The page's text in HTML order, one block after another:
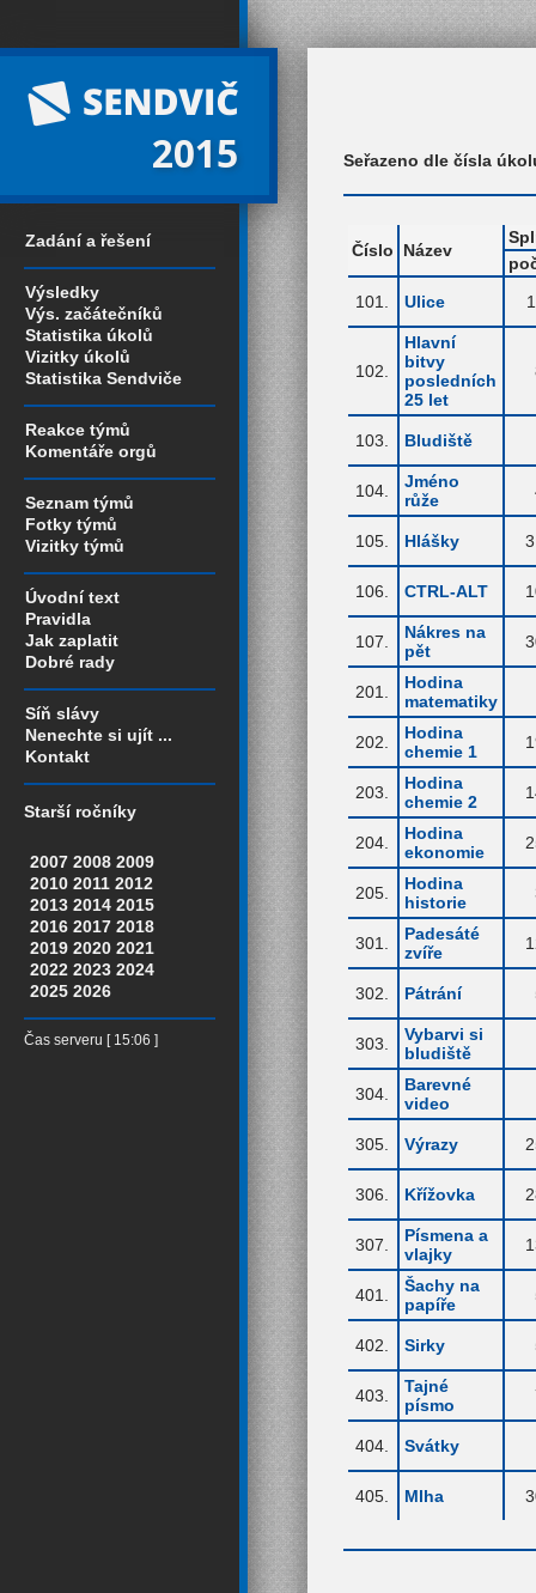
2015
Zadání a řešení
Výsledky
Výs. začátečníků
Statistika úkolů
Vizitky úkolů
Statistika Sendviče
Reakce týmů
Komentáře orgů
Seznam týmů
Fotky týmů
Vizitky týmů
Úvodní text
Pravidla
Jak zaplatit
Dobré rady
Síň slávy
Nenechte si ujít ...
Kontakt
Starší ročníky
2007 2008 2009
2010 2011 2012
2013 2014 2015
2016 2017 2018
2019 2020 2021
2022 2023 2024
2025 2026
Čas serveru [ 15:06 ]
Seřazeno dle čísla
Číslo Název
101.
Ulice
102.
Hlavní
bitvy
posledních
25 let
103. Bludiště
104.
Jméno
růže
105. Hlášky
106. CTRL-ALT
107.
Nákres na
pět
201.
Hodina
matematiky
202.
Hodina
chemie 1
203.
Hodina
chemie 2
204.
Hodina
ekonomie
205.
Hodina
historie
301.
Padesáté
zvíře
302. Pátrání
303.
Vybarvi si
bludiště
304.
Barevné
video
305. Výrazy
306. Křížovka
307.
Písmena a
vlajky
401.
Šachy na
papíře
402. Sirky
403.
Tajné
písmo
404. Svátky
405. Mlha